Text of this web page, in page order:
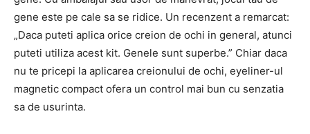
gene este pe cale sa se ridice. Un recenzent a remarcat:
„Daca puteti aplica orice creion de ochi in general, atunci
puteti utiliza acest kit. Genele sunt superbe.” Chiar daca
nu te pricepi la aplicarea creionului de ochi, eyeliner-ul
magnetic compact ofera un control mai bun cu senzatia
sa de usurinta.